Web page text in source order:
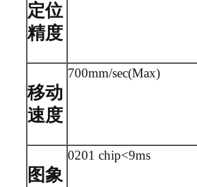
定位
精度
移动
速度
700mm/sec(Max)
图象
0201 chip<9ms